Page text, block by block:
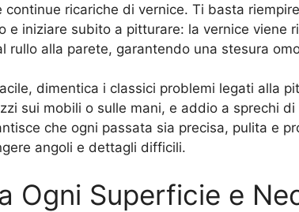
continue ricariche di vernice. Ti basta
e iniziare subito a pitturare: la vernice viene
rullo alla parete, garantendo una stesura
dimentica i classici problemi legati alla
sui mobili o sulle mani, e addio a sprechi
che ogni passata sia precisa, pulita e
angoli e dettagli difficili.
Ogni Superficie e